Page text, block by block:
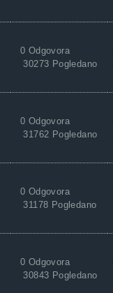
0 Odgovora
30273 Pogledano
0 Odgovora
31762 Pogledano
0 Odgovora
31178 Pogledano
0 Odgovora
30843 Pogledano